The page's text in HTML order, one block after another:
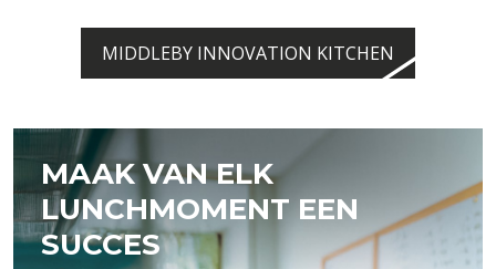
MIDDLEBY INNOVATION KITCHEN
MAAK VAN ELK
LUNCHMOMENT EEN
SUCCES